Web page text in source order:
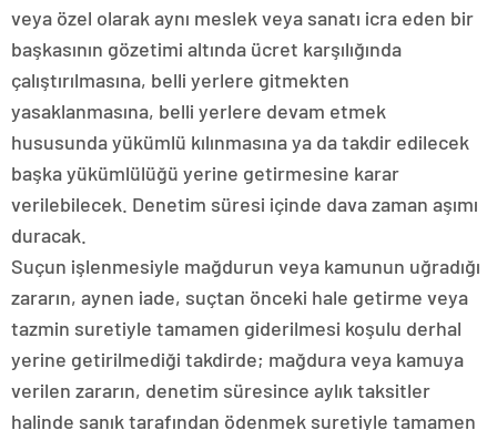
veya özel olarak aynı meslek veya sanatı icra eden bir
başkasının gözetimi altında ücret karşılığında
çalıştırılmasına, belli yerlere gitmekten
yasaklanmasına, belli yerlere devam etmek
hususunda yükümlü kılınmasına ya da takdir edilecek
başka yükümlülüğü yerine getirmesine karar
verilebilecek. Denetim süresi içinde dava zaman aşımı
duracak.
Suçun işlenmesiyle mağdurun veya kamunun uğradığı
zararın, aynen iade, suçtan önceki hale getirme veya
tazmin suretiyle tamamen giderilmesi koşulu derhal
yerine getirilmediği takdirde; mağdura veya kamuya
verilen zararın, denetim süresince aylık taksitler
halinde sanık tarafından ödenmek suretiyle tamamen